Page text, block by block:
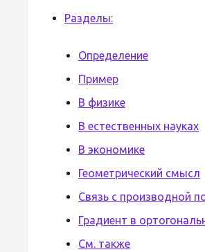
Разделы:
Определение
Пример
В физике
В естественных науках
В экономике
Геометрический смысл
Связь с производной
Градиент в
См. также